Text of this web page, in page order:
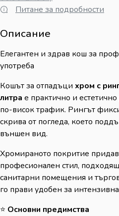
Питане за подробности
Описание
Елегантен и здрав кош за
употреба
Кошът за отпадъци хром с
литра е практично и
по-висок трафик. Рингът
скрива от погледа, което
външен вид.
Хромираното покритие
професионален стил,
санитарни помещения и
го прави удобен за
⭐ Основни предимства